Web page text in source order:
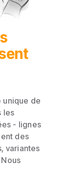
unique de
les
- lignes
des
variantes